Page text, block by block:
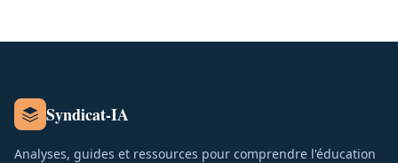
Syndicat-IA
Analyses, guides et ressources pour comprendre l'éducation